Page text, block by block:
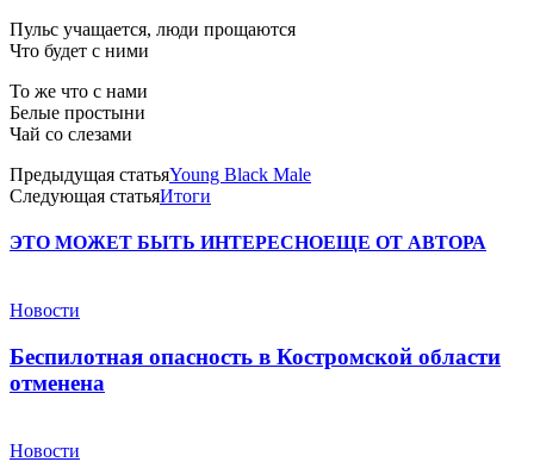
Пульс учащается, люди прощаются
Что будет с ними
То же что с нами
Белые простыни
Чай со слезами
Предыдущая статьяYoung Black Male
Следующая статьяИтоги
ЭТО МОЖЕТ БЫТЬ ИНТЕРЕСНОЕЩЕ ОТ АВТОРА
Новости
Беспилотная опасность в Костромской области
отменена
Новости